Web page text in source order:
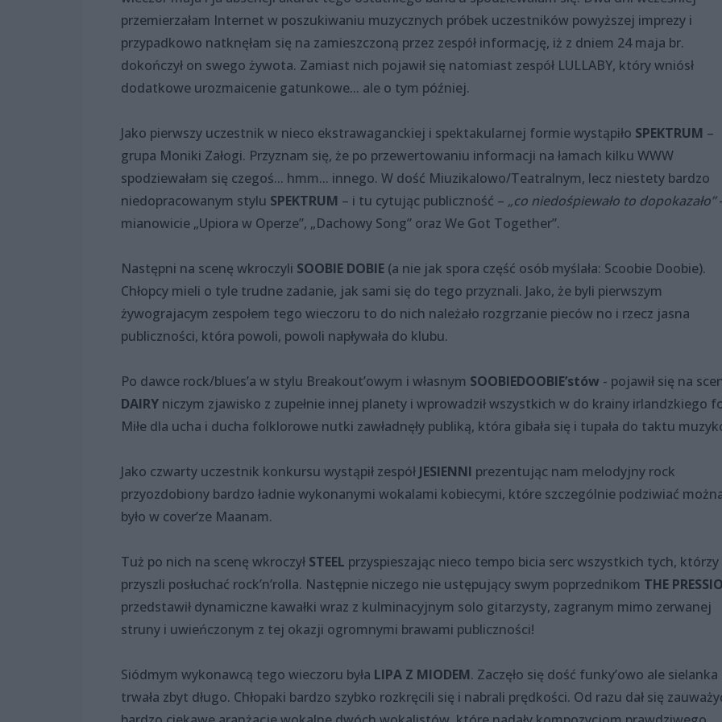
przemierzałam Internet w poszukiwaniu muzycznych próbek uczestników powyższej imprezy i
przypadkowo natknęłam się na zamieszczoną przez zespół informację, iż z dniem 24 maja br.
dokończył on swego żywota. Zamiast nich pojawił się natomiast zespół LULLABY, który wniósł
dodatkowe urozmaicenie gatunkowe... ale o tym później.
Jako pierwszy uczestnik w nieco ekstrawaganckiej i spektakularnej formie wystąpiło SPEKTRUM –
grupa Moniki Załogi. Przyznam się, że po przewertowaniu informacji na łamach kilku WWW
spodziewałam się czegoś... hmm... innego. W dość Miuzikalowo/Teatralnym, lecz niestety bardzo
niedopracowanym stylu SPEKTRUM – i tu cytując publiczność – „co niedośpiewało to dopokazało”
mianowicie „Upiora w Operze”, „Dachowy Song” oraz We Got Together”.
Następni na scenę wkroczyli SOOBIE DOBIE (a nie jak spora część osób myślała: Scoobie Doobie).
Chłopcy mieli o tyle trudne zadanie, jak sami się do tego przyznali. Jako, że byli pierwszym
żywograjacym zespołem tego wieczoru to do nich należało rozgrzanie pieców no i rzecz jasna
publiczności, która powoli, powoli napływała do klubu.
Po dawce rock/blues’a w stylu Breakout’owym i własnym SOOBIEDOOBIE’stów - pojawił się na
DAIRY niczym zjawisko z zupełnie innej planety i wprowadził wszystkich w do krainy irlandzkiego
Miłe dla ucha i ducha folklorowe nutki zawładnęły publiką, która gibała się i tupała do taktu
Jako czwarty uczestnik konkursu wystąpił zespół JESIENNI prezentując nam melodyjny rock
przyozdobiony bardzo ładnie wykonanymi wokalami kobiecymi, które szczególnie podziwiać
było w cover’ze Maanam.
Tuż po nich na scenę wkroczył STEEL przyspieszając nieco tempo bicia serc wszystkich tych, którzy
przyszli posłuchać rock’n’rolla. Następnie niczego nie ustępujący swym poprzednikom THE
przedstawił dynamiczne kawałki wraz z kulminacyjnym solo gitarzysty, zagranym mimo zerwanej
struny i uwieńczonym z tej okazji ogromnymi brawami publiczności!
Siódmym wykonawcą tego wieczoru była LIPA Z MIODEM. Zaczęło się dość funky’owo ale sielanka
trwała zbyt długo. Chłopaki bardzo szybko rozkręcili się i nabrali prędkości. Od razu dał się